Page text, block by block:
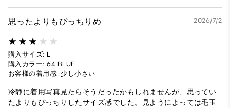
思ったよりもぴっちりめ 2026/7/2
購入サイズ: L
購入カラー: 64 BLUE
お客様の着用感: 少し小さい
冷静に着用写真見たらそうだったかもしれませんが、思ってい
たよりもぴっちりしたサイズ感でした。見ようによっては毛玉